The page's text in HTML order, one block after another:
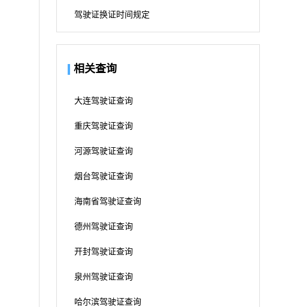
驾驶证换证时间规定
相关查询
大连驾驶证查询
重庆驾驶证查询
河源驾驶证查询
烟台驾驶证查询
海南省驾驶证查询
德州驾驶证查询
开封驾驶证查询
泉州驾驶证查询
哈尔滨驾驶证查询